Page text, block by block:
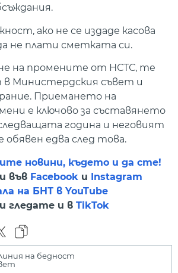
ако не се издаде касова
не плати сметката си.
на промените от НСТС, те
в Министердския съвет и
Приемането на
е ключово за съставянето
година и неговият
едва след това.
новини, където и да сте!
във Facebook и Instagram
на БНТ в YouTube
гледате и в TikTok
на бедност